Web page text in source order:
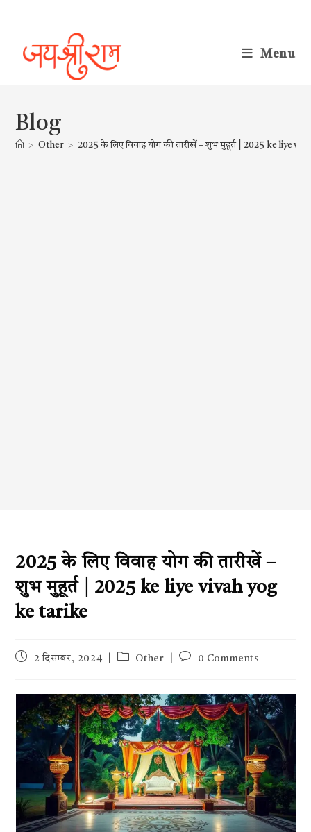
Menu
Blog
> Other > 2025 के लिए विवाह योग की तारीखें – शुभ मुहूर्त | 2025 ke liye
2025 के लिए विवाह योग की तारीखें –
शुभ मुहूर्त | 2025 ke liye vivah yog
ke tarike
Post2 दिसम्बर, 2024
PostOther
Post0 Comments